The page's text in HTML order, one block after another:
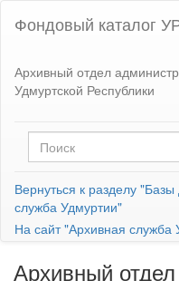
Фондовый каталог
Архивный отдел
Удмуртской Республики
Вернуться к разделу
служба Удмуртии"
На сайт "Архивная служба
Архивный